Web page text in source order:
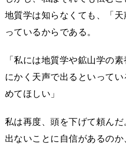
地質学は知らなくても、「
っているからである。
「私には地質学や鉱山学の
にかく天声で出るといって
めてほしい」
私は再度、頭を下げて頼ん
出ないことに自信があるの